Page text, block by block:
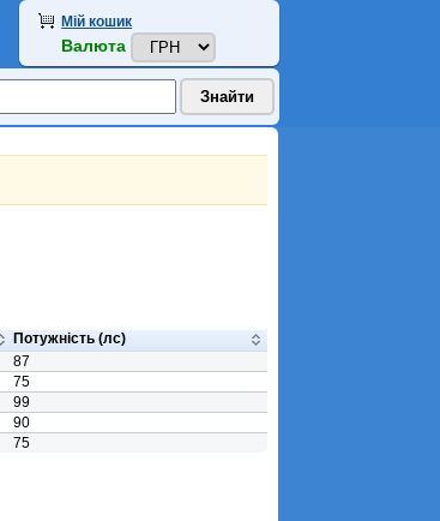
Мій кошик
Валюта
Потужність (лс)
87
75
99
90
75